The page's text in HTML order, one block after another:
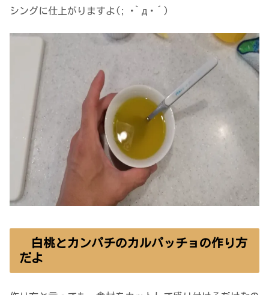
シングに仕上がりますよ(; ･`д･´)
白桃とカンパチのカルパッチョの作り方
だよ